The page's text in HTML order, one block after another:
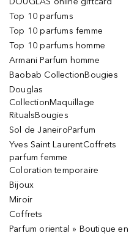
Top 10 parfums
Top 10 parfums femme
Top 10 parfums homme
Armani Parfum homme
Baobab CollectionBougies
Douglas
CollectionMaquillage
RitualsBougies
Sol de JaneiroParfum
Yves Saint LaurentCoffrets
parfum femme
Coloration temporaire
Bijoux
Miroir
Coffrets
Parfum oriental » Boutique en